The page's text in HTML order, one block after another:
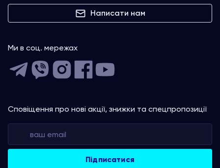
Написати нам
Ми в соц. мережах
Сповіщення про нові акції, знижки та спецпропозиції